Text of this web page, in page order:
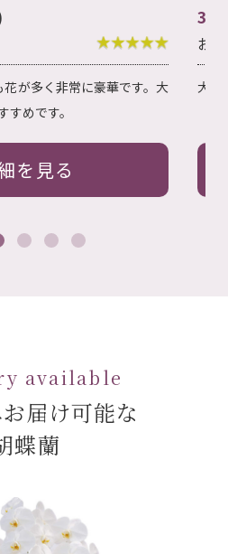
適な5本立ちです。
を見る
お
available
届け可能な
蝶蘭